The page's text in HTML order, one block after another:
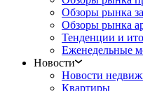
Обзоры рынка
Обзоры рынка
Тенденции и
Еженедельные
Новости
Новости
Квартиры